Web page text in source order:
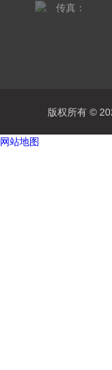
传真：
版权所有 ©
网站地图